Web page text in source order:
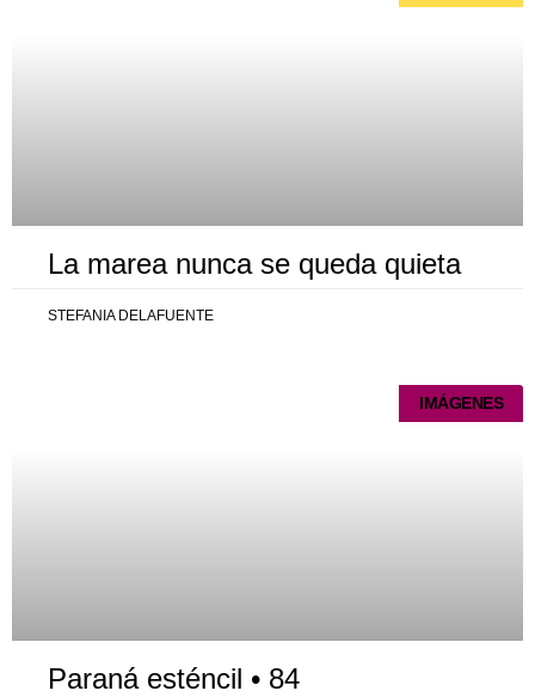
La marea nunca se queda quieta
STEFANIA DELAFUENTE
IMÁGENES
Paraná esténcil • 84